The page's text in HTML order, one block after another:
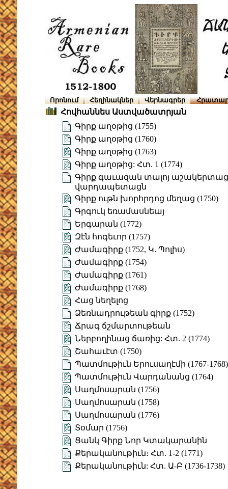
Որոնում Հեղինակներ Վերնագրեր
Հովհաննես Աստվածատրյան
Գիրք աղօթից (1755)
Գիրք աղօթից (1760)
Գիրք աղօթից (1763)
Գիրք աղօթից: Հտ. 1 (1774)
Գիրք գաւազան տալոյ
վարդապետացն
Գիրք ութն խորհրդոց մեղաց (1750)
Գրգուկ եռամասնեայ
Երգարան (1772)
Զէն հոգեւոր (1757)
Ժամագիրք (1752, Կ. Պոլիս)
Ժամագիրք (1754)
Ժամագիրք (1761)
Ժամագիրք (1768)
Հաց նեղելոց
Ձեռնադրութեան գիրք (1752)
Ճրագ ճշմարտութեան
Ներբողինաց ճառից: Հտ. 2 (1774)
Շահաւէտ (1750)
Պատմութիւն Երուսաղէմի (1767-1768)
Պատմութիւն Վարդանանց (1764)
Սաղմոսարան (1756)
Սաղմոսարան (1758)
Սաղմոսարան (1776)
Տօմար (1756)
Ցանկ Գիրք Նոր Կտակարանին
Քերականութիւն։ Հտ. 1-2 (1771)
Քերականութիւն: Հտ. Ա-Բ (1736-1738)